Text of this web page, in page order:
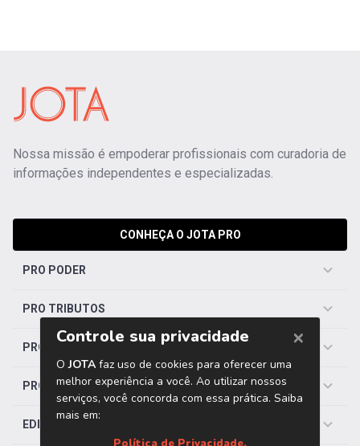
Nossa missão é empoderar profissionais com curadoria de
informações independentes e especializadas.
CONHEÇA O JOTA PRO
PRO PODER
PRO TRIBUTOS
PRO TRABALHISTA
PRO SAÚDE
EDITORIAS